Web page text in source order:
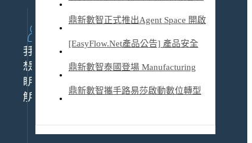
AI 助企業主動預警、快速應變
鼎新數智正式推出Agent Space 開啟
企業AI代理時代
[EasyFlow.Net產品公告] 產品安全
修補公告CVE-2026-12580、 CVE-
2026-12581 _0622
鼎新數智泰國登場 Manufacturing
Expo 2026 以「務實 AI」助台商
鼎新數智攜手路易莎啟動數位轉型
我
想
瞭
解
什
我
是
用
戶
24h